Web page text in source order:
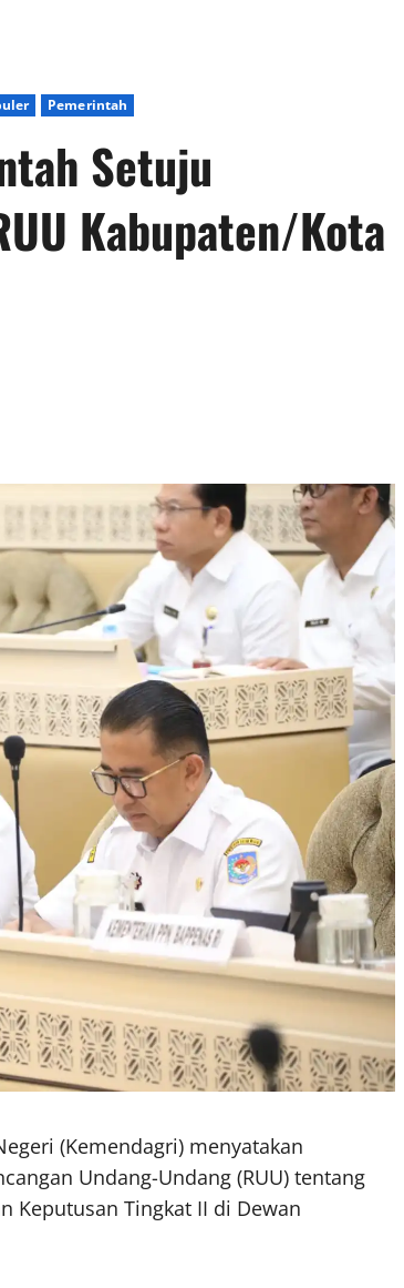
Pemerintah
Setuju
Kabupaten/Kota
(Kemendagri) menyatakan
Undang-Undang (RUU) tentang
Keputusan Tingkat II di Dewan